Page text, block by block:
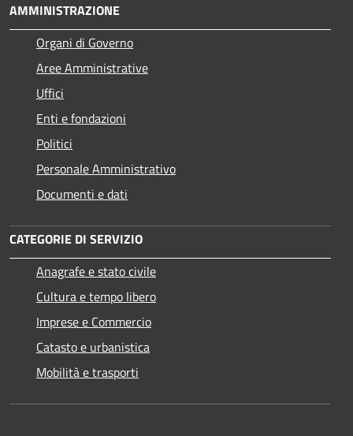
AMMINISTRAZIONE
Organi di Governo
Aree Amministrative
Uffici
Enti e fondazioni
Politici
Personale Amministrativo
Documenti e dati
CATEGORIE DI SERVIZIO
Anagrafe e stato civile
Cultura e tempo libero
Imprese e Commercio
Catasto e urbanistica
Mobilità e trasporti